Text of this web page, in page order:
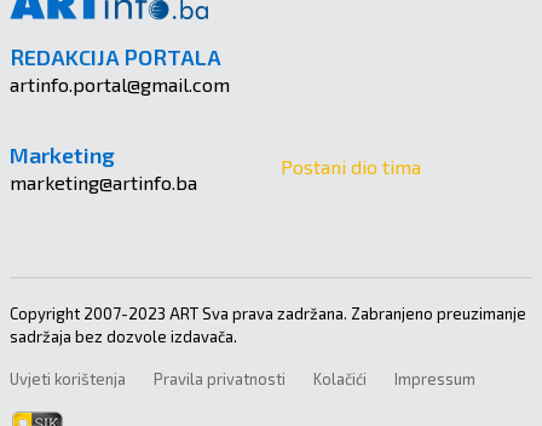
REDAKCIJA PORTALA
artinfo.portal@gmail.com
Marketing
marketing@artinfo.ba
Postani dio tima
Copyright 2007-2023 ART Sva prava zadržana. Zabranjeno preuzimanje
sadržaja bez dozvole izdavača.
Uvjeti korištenja Pravila privatnosti Kolačići Impressum